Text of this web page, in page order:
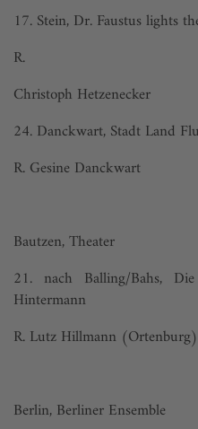
17. Stein, Dr. Faustus lights
R.
Christoph Hetzenecker
24. Danckwart, Stadt Land
R. Gesine Danckwart
Bautzen, Theater
21. nach Balling/Bahs,
Hintermann
R. Lutz Hillmann (Ortenburg)
Berlin, Berliner Ensemble